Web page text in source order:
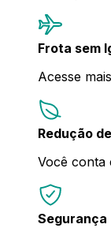
Frota sem
Acesse
Redução
Você conta
Segurança